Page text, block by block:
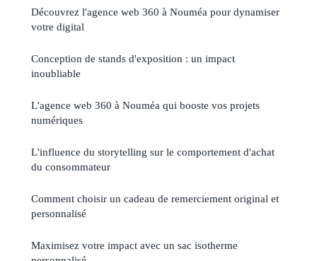
Découvrez l'agence web 360 à Nouméa pour dynamiser
votre digital
Conception de stands d'exposition : un impact
inoubliable
L'agence web 360 à Nouméa qui booste vos projets
numériques
L'influence du storytelling sur le comportement d'achat
du consommateur
Comment choisir un cadeau de remerciement original et
personnalisé
Maximisez votre impact avec un sac isotherme